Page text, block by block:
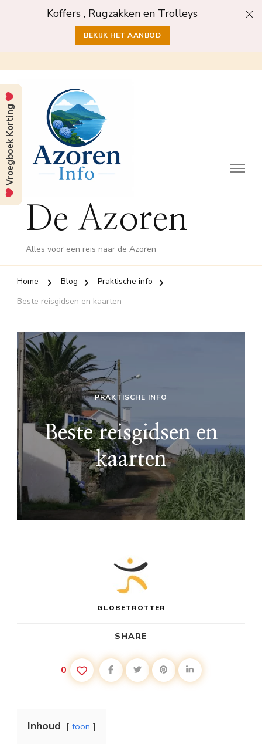
Koffers , Rugzakken en Trolleys
BEKIJK HET AANBOD
De Azoren
Alles voor een reis naar de Azoren
Home Blog
Praktische info
Beste reisgidsen en kaarten
PRAKTISCHE INFO
Beste reisgidsen en
kaarten
GLOBETROTTER
SHARE
0
Inhoud toon
Vroegboek Korting